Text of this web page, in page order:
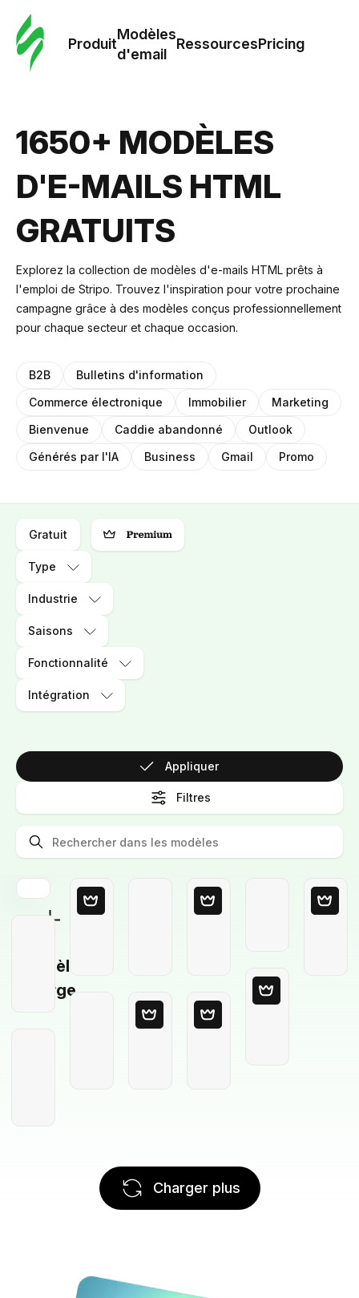
Produit
Modèles
d'email
RessourcesPricing
1650+ MODÈLES
D'E-MAILS HTML
GRATUITS
Explorez la collection de modèles d'e-mails HTML prêts à
l'emploi de Stripo. Trouvez l'inspiration pour votre prochaine
campagne grâce à des modèles conçus professionnellement
pour chaque secteur et chaque occasion.
B2B
Bulletins d'information
Commerce électronique
Immobilier
Marketing
Bienvenue
Caddie abandonné
Outlook
Générés par l'IA
Business Gmail Promo
Gratuit
Type
Industrie
Saisons
Fonctionnalité
Intégration
Appliquer
Filtres
Modèle
Vierge
Charger plus